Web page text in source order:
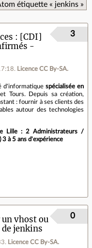
étiquette « jenkins »
[CDI]
-
. Licence CC By‑SA.
3
d'informatiquespécialisée en
Tours. Depuis sa création,
: fournir à ses clients des
autour des technologies
Lille : 2 Administrateurs /
3 à 5 ans d'expérience
vhost ou
de jenkins
. Licence CC By‑SA.
0